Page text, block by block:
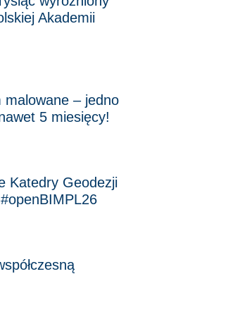
Akademii
malowane – jedno
5 miesięcy!
Katedry Geodezji